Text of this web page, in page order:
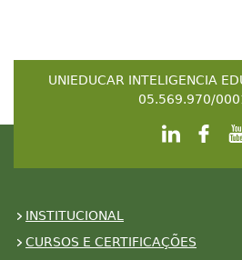
UNIEDUCAR INTELIGENCIA
05.569.970/
INSTITUCIONAL
CURSOS E CERTIFICAÇÕES